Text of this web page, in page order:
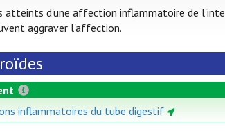
atteints d'une affection inflammatoire de
aggraver l'affection.
inflammatoires du tube digestif